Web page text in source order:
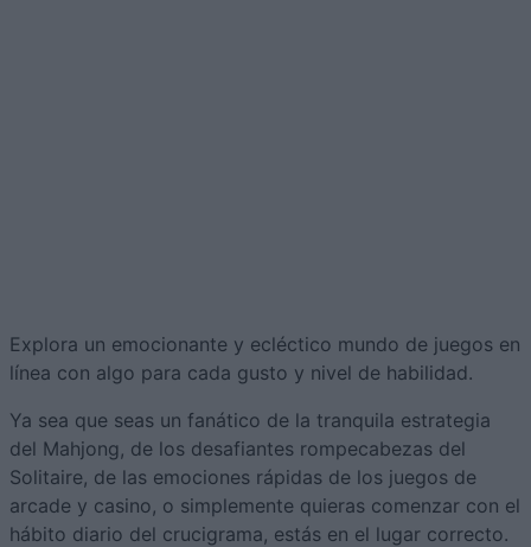
Explora un emocionante y ecléctico mundo de juegos en
línea con algo para cada gusto y nivel de habilidad.
Ya sea que seas un fanático de la tranquila estrategia
del Mahjong, de los desafiantes rompecabezas del
Solitaire, de las emociones rápidas de los juegos de
arcade y casino, o simplemente quieras comenzar con el
hábito diario del crucigrama, estás en el lugar correcto.